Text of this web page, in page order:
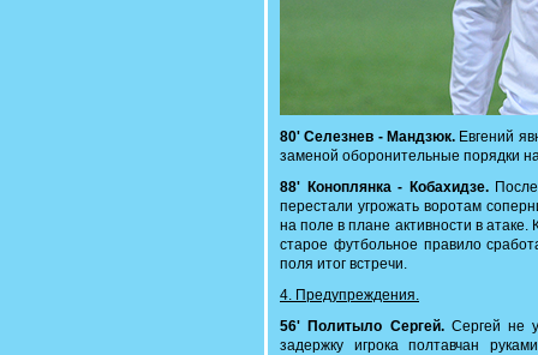
80' Селезнев - Мандзюк. Евгений
заменой оборонительные порядки
88' Коноплянка - Кобахидзе.После
перестали угрожать воротам
на поле в плане активности в
старое футбольное правило
поля итог встречи.
4. Предупреждения.
56' Политыло Cергей.Сергей не
задержку игрока полтавчан